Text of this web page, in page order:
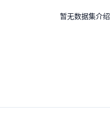
暂无数据集介绍